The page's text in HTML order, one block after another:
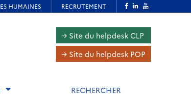
Navigation
inter-
→ Site du helpdesk CLP
→ Site du helpdesk POP
RECHERCHER